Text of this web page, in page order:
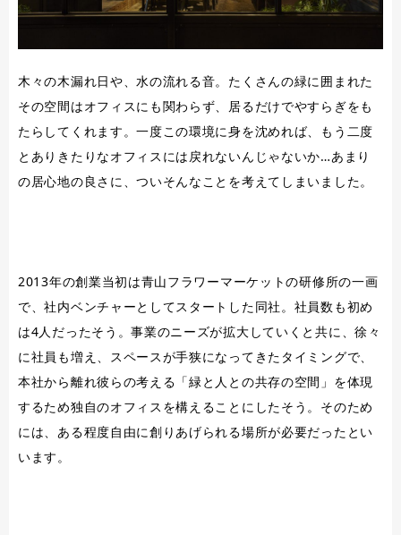
木々の木漏れ日や、水の流れる音。たくさんの緑に囲まれた
その空間はオフィスにも関わらず、居るだけでやすらぎをも
たらしてくれます。一度この環境に身を沈めれば、もう二度
とありきたりなオフィスには戻れないんじゃないか…あまり
の居心地の良さに、ついそんなことを考えてしまいました。
2013年の創業当初は青山フラワーマーケットの研修所の一画
で、社内ベンチャーとしてスタートした同社。社員数も初め
は4人だったそう。事業のニーズが拡大していくと共に、徐々
に社員も増え、スペースが手狭になってきたタイミングで、
本社から離れ彼らの考える「緑と人との共存の空間」を体現
するため独自のオフィスを構えることにしたそう。そのため
には、ある程度自由に創りあげられる場所が必要だったとい
います。